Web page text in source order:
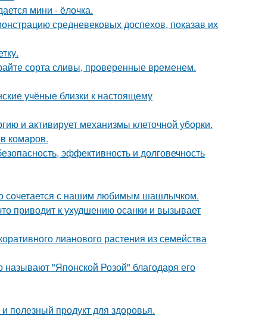
мини - ёлочка.
средневековых доспехов, показав их
сорта сливы, проверенные временем.
учёные близки к настоящему
и активирует механизмы клеточной уборки.
комаров.
эффективность и долговечность
сочетается с нашим любимым шашлычком.
приводит к ухудшению осанки и вызывает
лианового растения из семейства
называют "Японской Розой" благодаря его
полезный продукт для здоровья.